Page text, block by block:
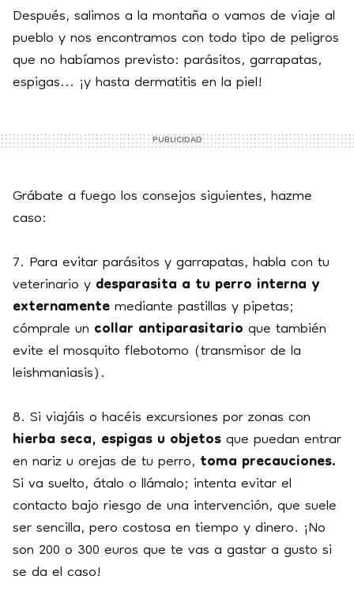
Después, salimos a la montaña o vamos de viaje al
pueblo y nos encontramos con todo tipo de peligros
que no habíamos previsto: parásitos, garrapatas,
espigas... ¡y hasta dermatitis en la piel!
Grábate a fuego los consejos siguientes,hazme
caso:
7. Para evitar parásitos y garrapatas, habla con tu
veterinario ydesparasita a tu perro interna y
externamentemediante pastillas y pipetas;
cómprale uncollar antiparasitarioque también
evite el mosquito flebotomo (transmisor de la
leishmaniasis).
8. Si viajáis o hacéis excursiones por zonas con
hierba seca, espigas u objetosque puedan entrar
en nariz u orejas de tu perro,toma precauciones.
Si va suelto, átalo o llámalo; intenta evitar el
contacto bajo riesgo de una intervención, que suele
ser sencilla, pero costosa en tiempo y dinero. ¡No
son 200 o 300 euros que te vas a gastar a gusto si
se da el caso!